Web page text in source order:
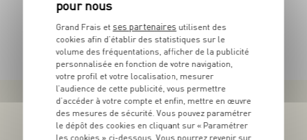
TOUTES NOS PROMOTIONS
Grand Frais et ses partenaires utilisent des
cookies afin d’établir des statistiques sur le
volume des fréquentations, afficher de la publicité
personnalisée en fonction de votre navigation,
votre profil et votre localisation, mesurer
l’audience de cette publicité, vous permettre
d’accéder à votre compte et enfin, mettre en œuvre
des mesures de sécurité. Vous pouvez paramétrer
le dépôt des cookies en cliquant sur « Paramétrer
les cookies » ci-dessous. Vous pourrez revenir sur